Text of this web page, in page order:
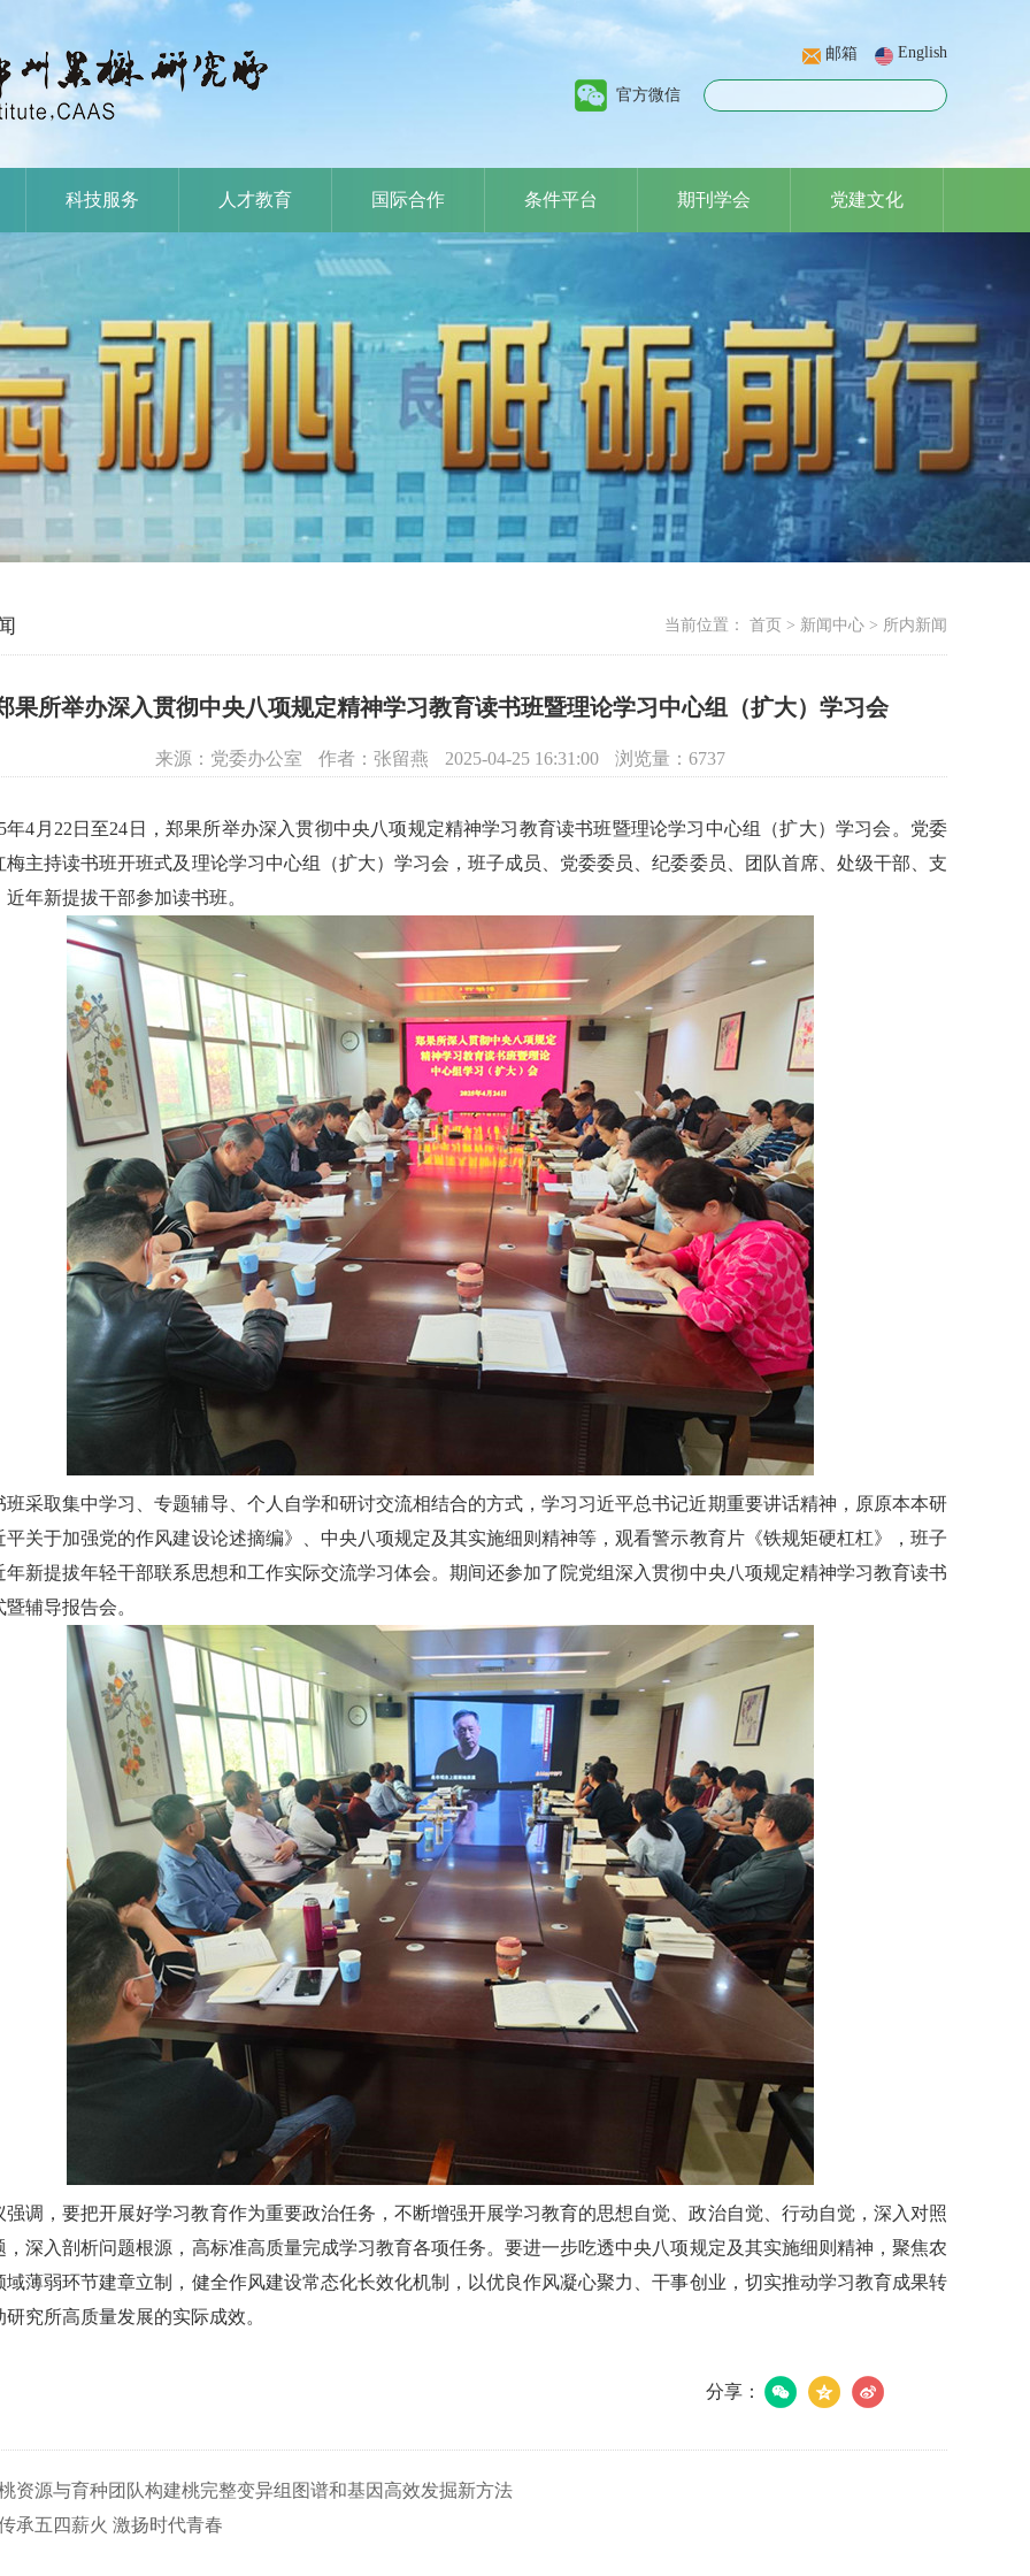
English
邮箱
官方微信
科技服务 人才教育 国际合作 条件平台 期刊学会 党建文化
当前位置： 首页 > 新闻中心 > 所内新闻
果所举办深入贯彻中央八项规定精神学习教育读书班暨理论学习中心组（扩大）学习会
来源：党委办公室 作者：张留燕 2025-04-25 16:31:00 浏览量： 6737
年4月22日至24日，郑果所举办深入贯彻中央八项规定精神学习教育读书班暨理论学习中心组（扩大）学习会。党委
梅主持读书班开班式及理论学习中心组（扩大）学习会，班子成员、党委委员、纪委委员、团队首席、处级干部、支
近年新提拔干部参加读书班。
班采取集中学习、专题辅导、个人自学和研讨交流相结合的方式，学习习近平总书记近期重要讲话精神，原原本本研
平关于加强党的作风建设论述摘编》、中央八项规定及其实施细则精神等，观看警示教育片《铁规矩硬杠杠》，班子
年新提拔年轻干部联系思想和工作实际交流学习体会。期间还参加了院党组深入贯彻中央八项规定精神学习教育读书
辅导报告会。
强调，要把开展好学习教育作为重要政治任务，不断增强开展学习教育的思想自觉、政治自觉、行动自觉，深入对照
，深入剖析问题根源，高标准高质量完成学习教育各项任务。要进一步吃透中央八项规定及其实施细则精神，聚焦农
域薄弱环节建章立制，健全作风建设常态化长效化机制，以优良作风凝心聚力、干事创业，切实推动学习教育成果转
研究所高质量发展的实际成效。
分享：
资源与育种团队构建桃完整变异组图谱和基因高效发掘新方法
承五四薪火 激扬时代青春